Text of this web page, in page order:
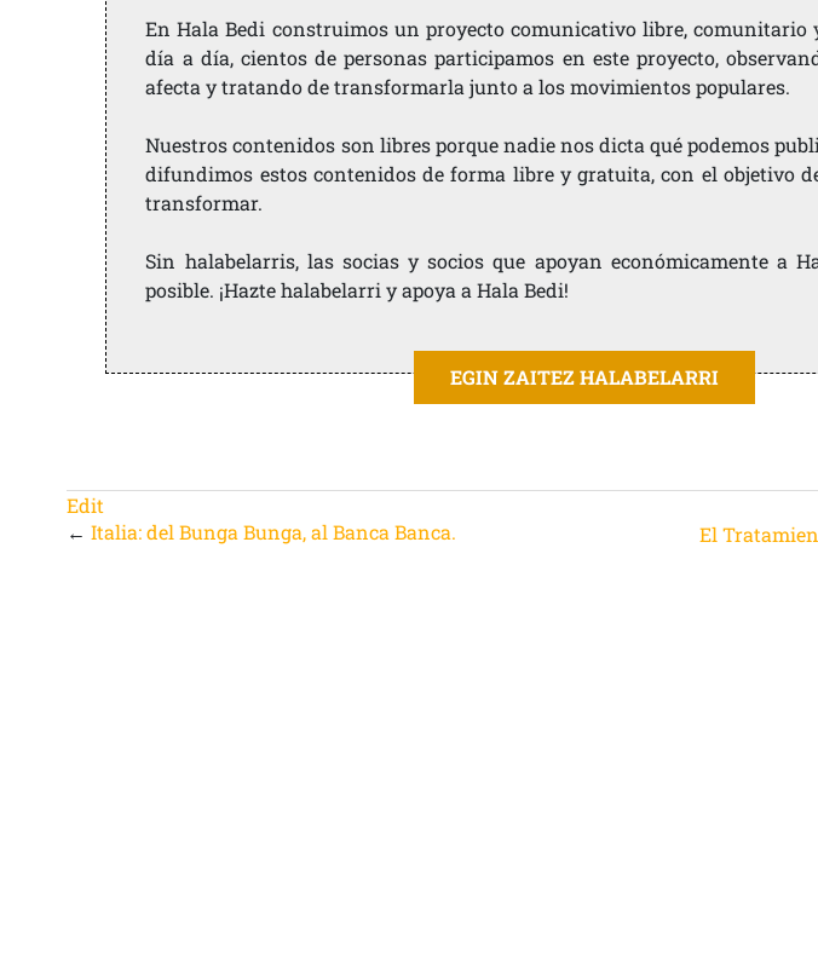
En Hala Bedi construimos un proyecto comunicativo libre, comunitario
día a día, cientos de personas participamos en este proyecto,
afecta y tratando de transformarla junto a los movimientos populares.
Nuestros contenidos son libres porque nadie nos dicta qué podemos
difundimos estos contenidos de forma libre y gratuita, con el objetivo
transformar.
Sin halabelarris, las socias y socios que apoyan económicamente a
posible. ¡Hazte halabelarri y apoya a Hala Bedi!
EGIN ZAITEZ HALABELARRI
Edit
←Italia: del Bunga Bunga, al Banca Banca. El